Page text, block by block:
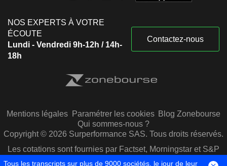
NOS EXPERTS À VOTRE
ÉCOUTE
Lundi - Vendredi 9h-12h / 14h-
18h
Contactez-nous
Mentions légales Paramétrer les cookies Blog Zonebourse
Qui sommes-nous ?
Copyright © 2026 Surperformance SAS. Tous droits réservés.
Les cotations sont fournies par Factset, Morningstar et S&P
Capital IQ
Tous les transcripts sur plus de 9000 sociétés, le jour de leur